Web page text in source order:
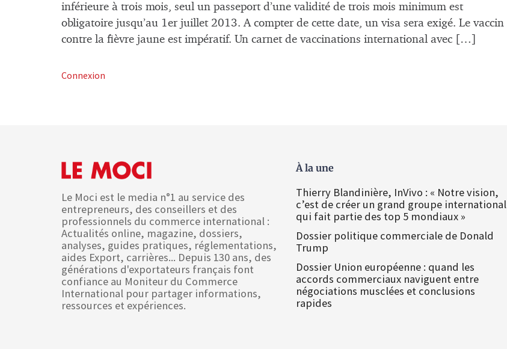
inférieure à trois mois, seul un passeport d’une validité de trois mois minimum est
obligatoire jusqu’au 1er juillet 2013. A compter de cette date, un visa sera exigé. Le vaccin
contre la fièvre jaune est impératif. Un carnet de vaccinations international avec […]
Connexion
Le Moci est le media n°1 au service des
entrepreneurs, des conseillers et des
professionnels du commerce international :
Actualités online, magazine, dossiers,
analyses, guides pratiques, réglementations,
aides Export, carrières... Depuis 130 ans, des
générations d'exportateurs français font
confiance au Moniteur du Commerce
International pour partager informations,
ressources et expériences.
À la une
Thierry Blandinière, InVivo : « Notre vision,
c’est de créer un grand groupe international
qui fait partie des top 5 mondiaux »
Dossier politique commerciale de Donald
Trump
Dossier Union européenne : quand les
accords commerciaux naviguent entre
négociations musclées et conclusions
rapides